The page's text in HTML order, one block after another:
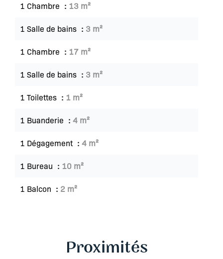
1 Chambre 13 m²
1 Salle de bains 3 m²
1 Chambre 17 m²
1 Salle de bains 3 m²
1 Toilettes 1 m²
1 Buanderie 4 m²
1 Dégagement 4 m²
1 Bureau 10 m²
1 Balcon 2 m²
Proximités